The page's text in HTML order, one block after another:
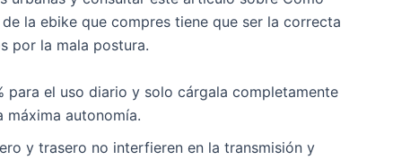
la ebike que compres tiene que ser la correcta
por la mala postura.
para el uso diario y solo cárgala completamente
máxima autonomía.
y trasero no interfieren en la transmisión y